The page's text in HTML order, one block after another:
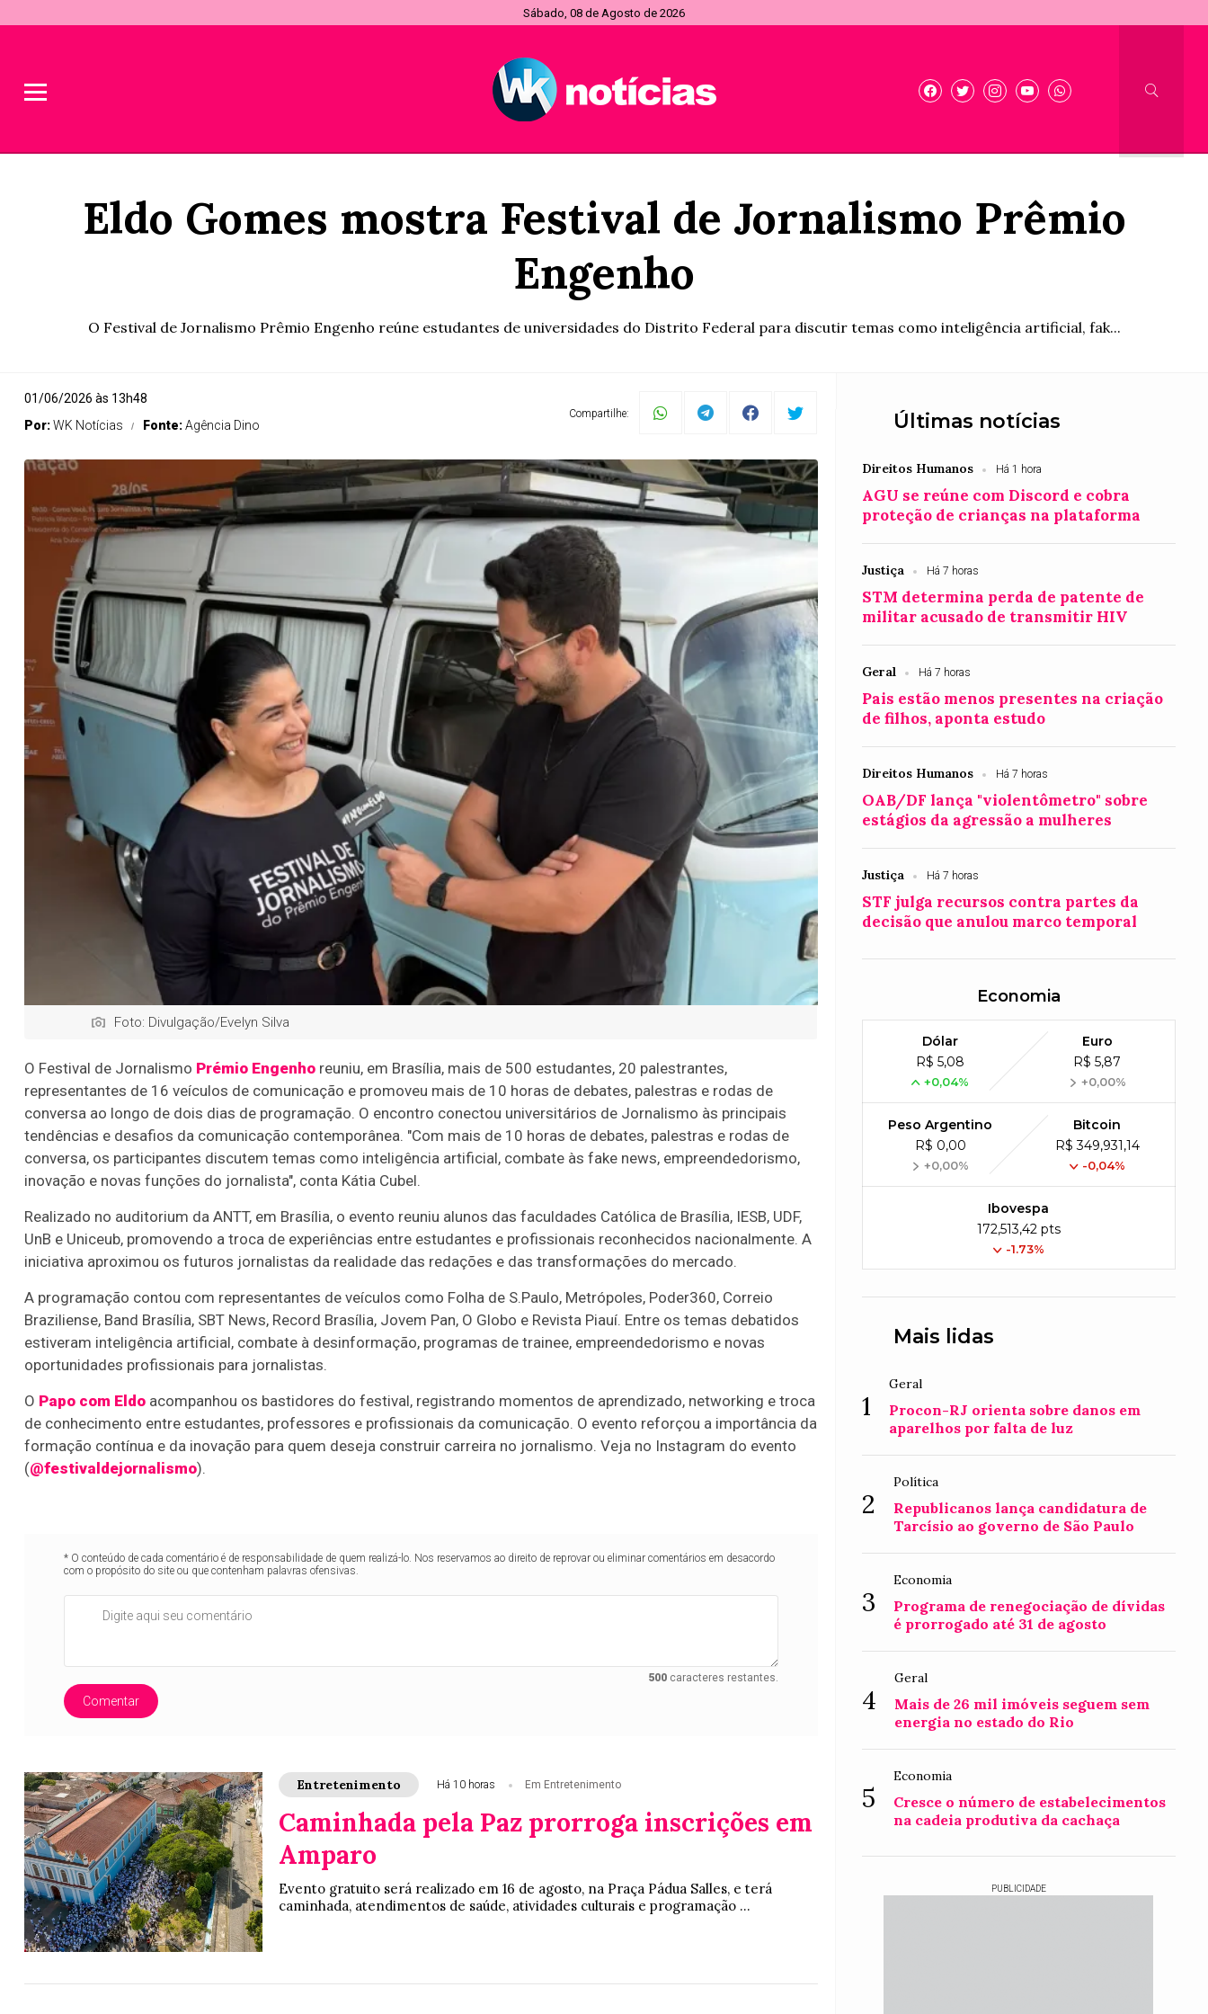
Sábado, 08 de Agosto de 2026
Eldo Gomes mostra Festival de Jornalismo Prêmio
Engenho
O Festival de Jornalismo Prêmio Engenho reúne estudantes de universidades do Distrito Federal para discutir temas como inteligência artificial, fak...
01/06/2026 às 13h48
Por:WK Notícias Fonte:Agência Dino
Compartilhe:
Foto: Divulgação/Evelyn Silva
O Festival de Jornalismo Prémio Engenho reuniu, em Brasília, mais de 500 estudantes, 20 palestrantes,
representantes de 16 veículos de comunicação e promoveu mais de 10 horas de debates, palestras e rodas de
conversa ao longo de dois dias de programação. O encontro conectou universitários de Jornalismo às principais
tendências e desafios da comunicação contemporânea. "Com mais de 10 horas de debates, palestras e rodas de
conversa, os participantes discutem temas como inteligência artificial, combate às fake news, empreendedorismo,
inovação e novas funções do jornalista", conta Kátia Cubel.
Realizado no auditorium da ANTT, em Brasília, o evento reuniu alunos das faculdades Católica de Brasília, IESB, UDF,
UnB e Uniceub, promovendo a troca de experiências entre estudantes e profissionais reconhecidos nacionalmente. A
iniciativa aproximou os futuros jornalistas da realidade das redações e das transformações do mercado.
A programação contou com representantes de veículos como Folha de S.Paulo, Metrópoles, Poder360, Correio
Braziliense, Band Brasília, SBT News, Record Brasília, Jovem Pan, O Globo e Revista Piauí. Entre os temas debatidos
estiveram inteligência artificial, combate à desinformação, programas de trainee, empreendedorismo e novas
oportunidades profissionais para jornalistas.
O Papo com Eldo acompanhou os bastidores do festival, registrando momentos de aprendizado, networking e troca
de conhecimento entre estudantes, professores e profissionais da comunicação. O evento reforçou a importância da
formação contínua e da inovação para quem deseja construir carreira no jornalismo. Veja no Instagram do evento
(@festivaldejornalismo).
* O conteúdo de cada comentário é de responsabilidade de quem realizá-lo. Nos reservamos ao direito de reprovar ou eliminar comentários em desacordo
com o propósito do site ou que contenham palavras ofensivas.
500caracteres restantes.
Comentar
Entretenimento Há 10 horas Em Entretenimento
Caminhada pela Paz prorroga inscrições em
Amparo
Evento gratuito será realizado em 16 de agosto, na Praça Pádua Salles, e terá
caminhada, atendimentos de saúde, atividades culturais e programação ...
Últimas notícias
Direitos Humanos Há 1 hora
AGU se reúne com Discord e cobra
proteção de crianças na plataforma
Justiça Há 7 horas
STM determina perda de patente de
militar acusado de transmitir HIV
Geral Há 7 horas
Pais estão menos presentes na criação
de filhos, aponta estudo
Direitos Humanos Há 7 horas
OAB/DF lança "violentômetro" sobre
estágios da agressão a mulheres
Justiça Há 7 horas
STF julga recursos contra partes da
decisão que anulou marco temporal
Economia
Dólar
R$ 5,08
+0,04%
Euro
R$ 5,87
+0,00%
Peso Argentino
R$ 0,00
+0,00%
Bitcoin
R$ 349,931,14
-0,04%
Ibovespa
172,513,42 pts
-1.73%
Mais lidas
1
Geral
Procon-RJ orienta sobre danos em
aparelhos por falta de luz
2
Política
Republicanos lança candidatura de
Tarcísio ao governo de São Paulo
3
Economia
Programa de renegociação de dívidas
é prorrogado até 31 de agosto
4
Geral
Mais de 26 mil imóveis seguem sem
energia no estado do Rio
5
Economia
Cresce o número de estabelecimentos
na cadeia produtiva da cachaça
PUBLICIDADE